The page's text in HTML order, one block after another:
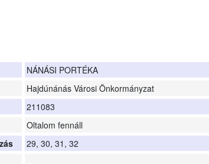
NÁNÁSI PORTÉKA
Hajdúnánás Városi Önkormányzat
211083
Oltalom fennáll
29, 30, 31, 32